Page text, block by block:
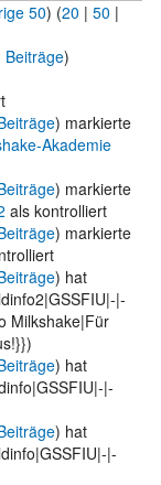
50) (20 | 50 |
Beiträge)
) markierte
Akademie
) markierte
als kontrolliert
) markierte
) hat
|-
Milkshake|Für
) hat
|-
) hat
|-